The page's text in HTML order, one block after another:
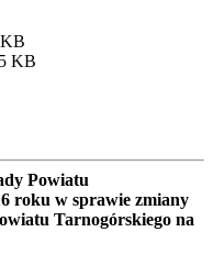
KB
Powiatu
roku w sprawie zmiany
Tarnogórskiego na